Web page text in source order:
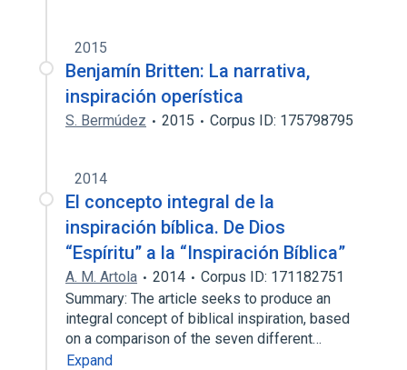
2015
Benjamín Britten: La narrativa,
inspiración operística
S. Bermúdez 2015 Corpus ID: 175798795
2014
El concepto integral de la
inspiración bíblica. De Dios
“Espíritu” a la “Inspiración Bíblica”
A. M. Artola 2014
Corpus ID: 171182751
Summary: The article seeks to produce an
integral concept of biblical inspiration, based
on a comparison of the seven different…
Expand